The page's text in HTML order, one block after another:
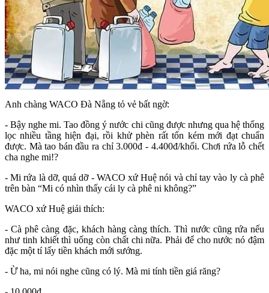
Anh chàng WACO Đà Nẵng tỏ vẻ bất ngờ:
- Bậy nghe mi. Tao đồng ý nước chi cũng được nhưng qua hệ thống
lọc nhiều tầng hiện đại, rồi khử phèn rất tốn kém mới đạt chuẩn
được. Mà tao bán đầu ra chỉ 3.000đ - 4.400đ/khối. Chơi rứa lỗ chết
cha nghe mi!?
- Mi rứa là dỡ, quá dỡ - WACO xứ Huệ nói và chỉ tay vào ly cà phê
trên bàn “Mi có nhìn thấy cái ly cà phê ni không?”
WACO xứ Huệ giải thích:
- Cà phê càng đặc, khách hàng càng thích. Thì nước cũng rứa nếu
như tinh khiết thì uống còn chất chi nữa. Phải để cho nước nó đậm
đặc một tí lấy tiền khách mới sướng.
- Ừ ha, mi nói nghe cũng có lý. Mà mi tính tiền giá răng?